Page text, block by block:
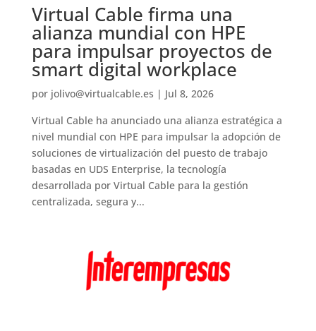
Virtual Cable firma una
alianza mundial con HPE
para impulsar proyectos de
smart digital workplace
por jolivo@virtualcable.es | Jul 8, 2026
Virtual Cable ha anunciado una alianza estratégica a
nivel mundial con HPE para impulsar la adopción de
soluciones de virtualización del puesto de trabajo
basadas en UDS Enterprise, la tecnología
desarrollada por Virtual Cable para la gestión
centralizada, segura y...